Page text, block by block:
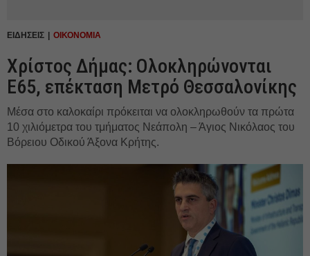
ΕΙΔΗΣΕΙΣ ΟΙΚΟΝΟΜΙΑ
Χρίστος Δήμας: Ολοκληρώνονται
Ε65, επέκταση Μετρό Θεσσαλονίκης
Μέσα στο καλοκαίρι πρόκειται να ολοκληρωθούν τα πρώτα
10 χιλιόμετρα του τμήματος Νεάπολη – Άγιος Νικόλαος του
Βόρειου Οδικού Άξονα Κρήτης.